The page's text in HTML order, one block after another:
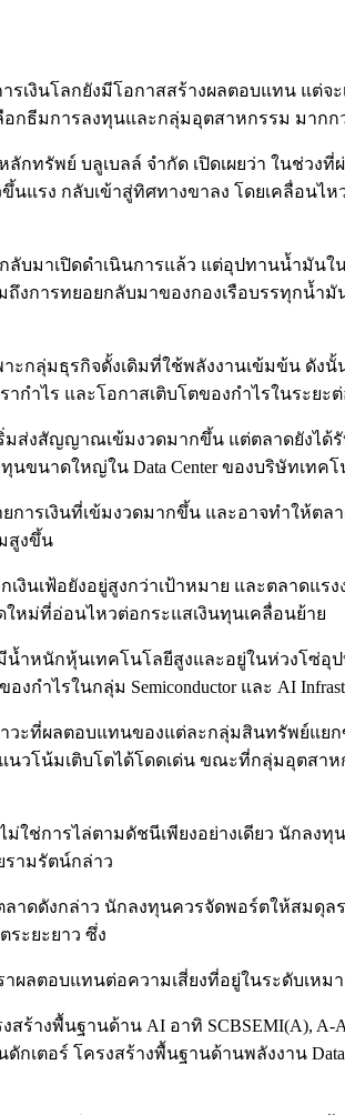
เงินโลกยังมีโอกาสสร้างผลตอบแทน แต่
กธีมการลงทุนและกลุ่มอุตสาหกรรม มาก
ทรัพย์ บลูเบลล์ จำกัด เปิดเผยว่า ในช่วง
รง กลับเข้าสู่ทิศทางขาลง โดยเคลื่อนไห
บมาเปิดดำเนินการแล้ว แต่อุปทานน้ำมันใ
งการทยอยกลับมาของกองเรือบรรทุกน้ำ
กลุ่มธุรกิจดั้งเดิมที่ใช้พลังงานเข้มข้น ดัง
ไร และโอกาสเติบโตของกำไรในระยะ
ส่งสัญญาณเข้มงวดมากขึ้น แต่ตลาดยังได้
ขนาดใหญ่ใน Data Center ของบริษัทเทค
ารเงินที่เข้มงวดมากขึ้น และอาจทำให้ตล
สูงขึ้น
นเฟ้อยังอยู่สูงกว่าเป้าหมาย และตลาดแร
หม่ที่อ่อนไหวต่อกระแสเงินทุนเคลื่อนย้าย
ำหนักหุ้นเทคโนโลยีสูงและอยู่ในห่วงโซ่อุ
ำไรในกลุ่ม Semiconductor และ AI
วะที่ผลตอบแทนของแต่ละกลุ่มสินทรัพย์แย
มีแนวโน้มเติบโตได้โดดเด่น ขณะที่กลุ่มอุตส
ใช่การไล่ตามดัชนีเพียงอย่างเดียว นักลง
รามรัตน์กล่าว
ดังกล่าว นักลงทุนควรจัดพอร์ตให้สมดุลร
ระยะยาว ซึ่ง
ผลตอบแทนต่อความเสี่ยงที่อยู่ในระดับเหม
งพื้นฐานด้าน AI อาทิ SCBSEMI(A), A-
กเตอร์ โครงสร้างพื้นฐานด้านพลังงาน